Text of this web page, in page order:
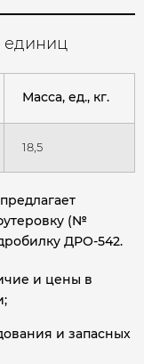
единиц
Масса, ед., кг.
18,5
(№
ДРО-542.
и цены в
и запасных